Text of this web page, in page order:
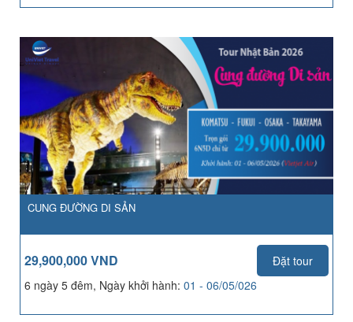
CUNG ĐƯỜNG DI SẢN
29,900,000 VND
Đặt tour
6 ngày 5 đêm, Ngày khởi hành: 01 - 06/05/026